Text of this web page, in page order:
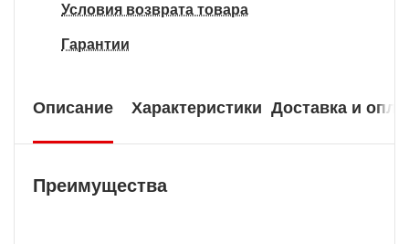
Условия возврата товара
Гарантии
Описание Характеристики Доставка и
Преимущества